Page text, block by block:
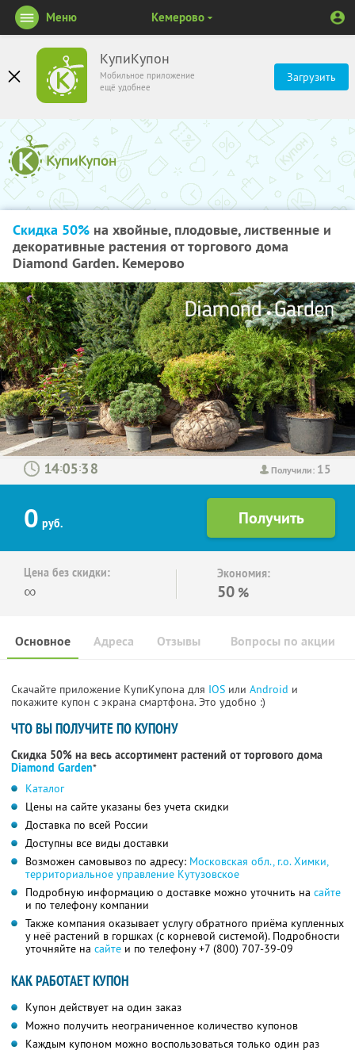
КупиКупон
Мобильное приложение
ещё удобнее
Загрузить
Меню Кемерово
Скидка 50% на хвойные, плодовые, лиственные и
декоративные растения от торгового дома
Diamond Garden. Кемерово
Получили: 15
: :
0 руб.
Цена без скидки:
∞
Экономия:
50 %
Основное Отзывы Вопросы по акции
Адреса
Скачайте приложение КупиКупона для IOS или Android и
покажите купон с экрана смартфона. Это удобно :)
ЧТО ВЫ ПОЛУЧИТЕ ПО КУПОНУ
Скидка 50% на весь ассортимент растений от торгового дома
Diamond Garden*
Каталог
Цены на сайте указаны без учета скидки
Доставка по всей России
Доступны все виды доставки
Возможен самовывоз по адресу: Московская обл., г.о. Химки,
территориальное управление Кутузовское
Подробную информацию о доставке можно уточнить на сайте
и по телефону компании
Также компания оказывает услугу обратного приёма купленных
у неё растений в горшках (с корневой системой). Подробности
уточняйте на сайте и по телефону+7 (800) 707-39-09
КАК РАБОТАЕТ КУПОН
Купон действует на один заказ
Можно получить неограниченное количество купонов
Каждым купоном можно воспользоваться только один раз